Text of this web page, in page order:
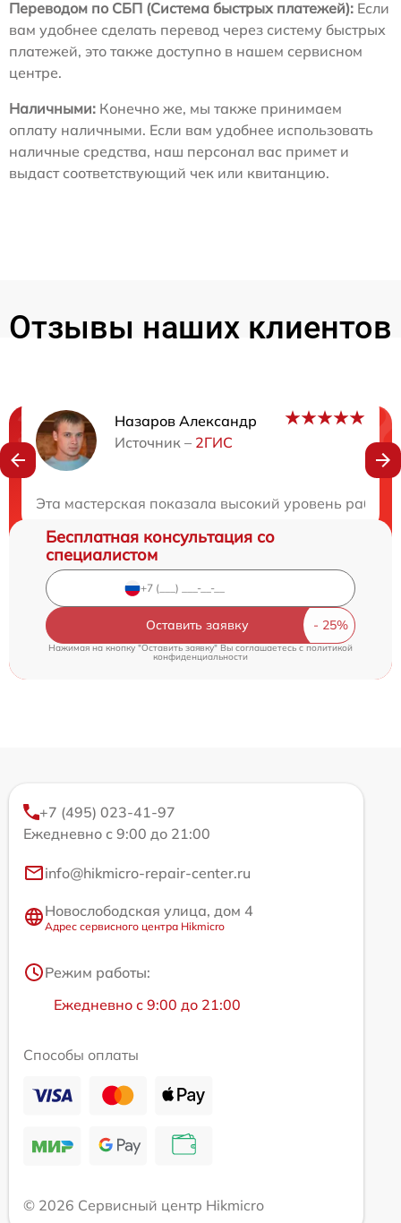
Переводом по СБП (Система быстрых платежей): Если
вам удобнее сделать перевод через систему быстрых
платежей, это также доступно в нашем сервисном
центре.
Наличными: Конечно же, мы также принимаем
оплату наличными. Если вам удобнее использовать
наличные средства, наш персонал вас примет и
выдаст соответствующий чек или квитанцию.
Отзывы наших клиентов
Назаров Александр
Источник – 2ГИС
Эта мастерская показала высокий уровень
Нужна консультация?
Бесплатная консультация со
специалистом
Оставить заявку
Нажимая на кнопку "Оставить заявку" Вы соглашаетесь cполитикой
конфиденциальности
+7 (495) 023-41-97
Ежедневно с 9:00 до 21:00
info@hikmicro-repair-center.ru
Новослободская улица, дом 4
Адрес сервисного центра Hikmicro
Режим работы:
Ежедневно с 9:00 до 21:00
Способы оплаты
© 2026 Сервисный центр Hikmicro